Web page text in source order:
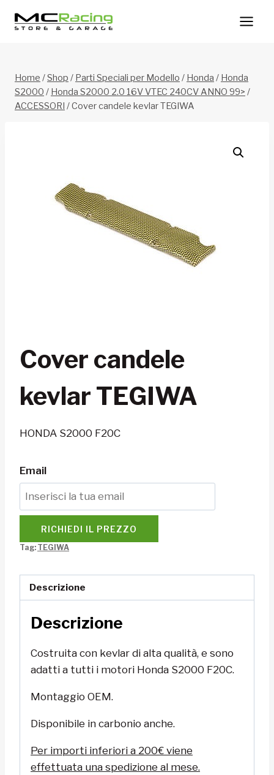
Home /Shop / Parti Speciali per Modello / Honda / Honda
S2000 / Honda S2000 2.0 16V VTEC 240CV ANNO 99> /
ACCESSORI /Cover candele kevlar TEGIWA
Cover candele
kevlar TEGIWA
HONDA S2000 F20C
Email
RICHIEDI IL PREZZO
Tag: TEGIWA
Descrizione
Descrizione
Costruita con kevlar di alta qualità, e sono
adatti a tutti i motori Honda S2000 F20C.
Montaggio OEM.
Disponibile in carbonio anche.
Per importi inferiori a 200€ viene
effettuata una spedizione al mese.